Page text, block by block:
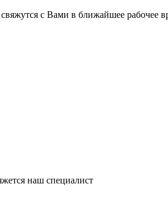
с Вами в ближайшее рабочее
наш специалист